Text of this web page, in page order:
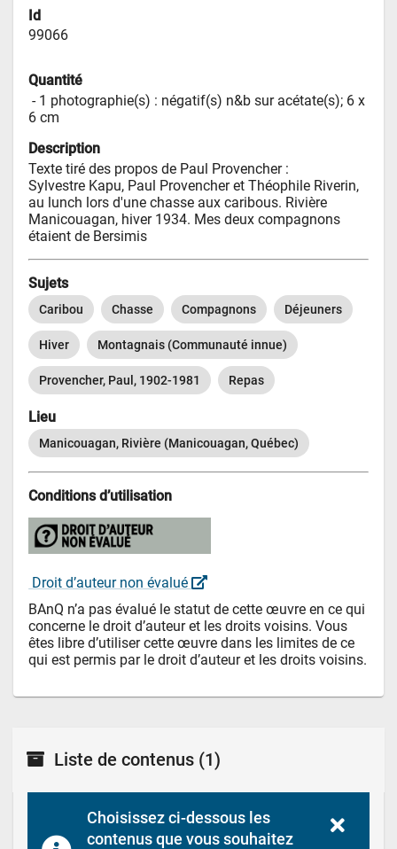
Id
99066
Quantité
- 1 photographie(s) : négatif(s) n&b sur acétate(s); 6 x
6 cm
Description
Texte tiré des propos de Paul Provencher :
Sylvestre Kapu, Paul Provencher et Théophile Riverin,
au lunch lors d'une chasse aux caribous. Rivière
Manicouagan, hiver 1934. Mes deux compagnons
étaient de Bersimis
Sujets
Caribou Chasse Compagnons Déjeuners
Hiver Montagnais (Communauté innue)
Provencher, Paul, 1902-1981 Repas
Lieu
Manicouagan, Rivière (Manicouagan, Québec)
Conditions d’utilisation
Droit d’auteur non évalué
BAnQ n’a pas évalué le statut de cette œuvre en ce qui
concerne le droit d’auteur et les droits voisins. Vous
êtes libre d’utiliser cette œuvre dans les limites de ce
qui est permis par le droit d’auteur et les droits voisins.
Liste de contenus (1)
Choisissez ci-dessous les
contenus que vous souhaitez